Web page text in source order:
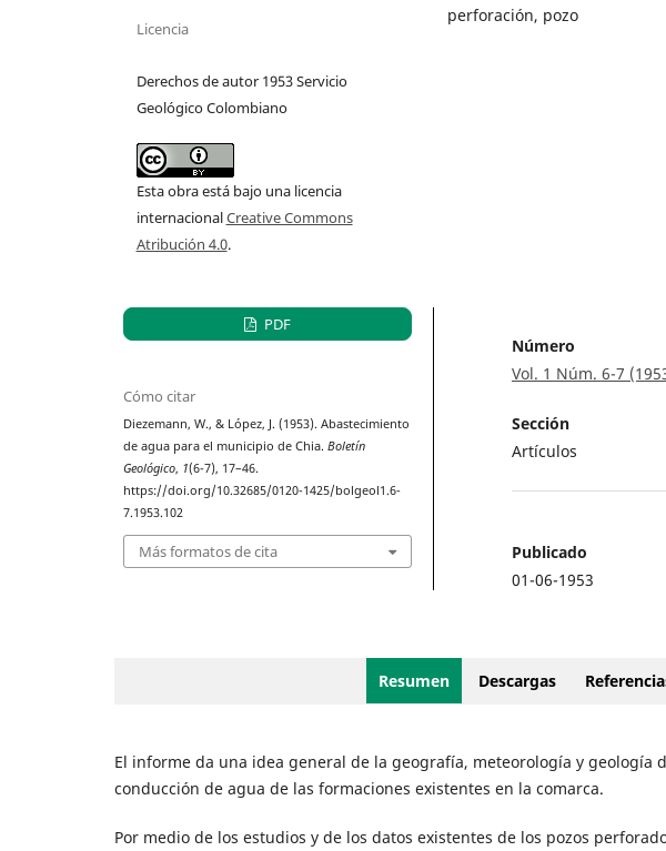
perforación, pozo
Licencia
Derechos de autor 1953 Servicio
Geológico Colombiano
Esta obra está bajo una licencia
internacionalCreative Commons
Atribución 4.0.
PDF
Cómo citar
Diezemann, W., & López, J. (1953). Abastecimiento
de agua para el municipio de Chia.Boletín
Geológico, 1(6-7), 17–46.
https://doi.org/10.32685/0120-1425/bolgeol1.6-
7.1953.102
Más formatos de cita
Número
Vol. 1 Núm. 6-7
Sección
Artículos
Publicado
01-06-1953
Resumen Descargas
El informe da una idea general de la geografía, meteorología y geología
conducción de agua de las formaciones existentes en la comarca.
Por medio de los estudios y de los datos existentes de los pozos